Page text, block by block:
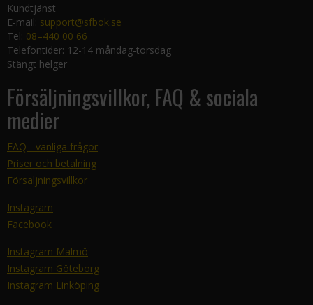
Kundtjänst
E-mail: support@sfbok.se
Tel: 08–440 00 66
Telefontider: 12-14 måndag-torsdag
Stängt helger
Försäljningsvillkor, FAQ & sociala
medier
FAQ - vanliga frågor
Priser och betalning
Försäljningsvillkor
Instagram
Facebook
Instagram Malmö
Instagram Göteborg
Instagram Linköping